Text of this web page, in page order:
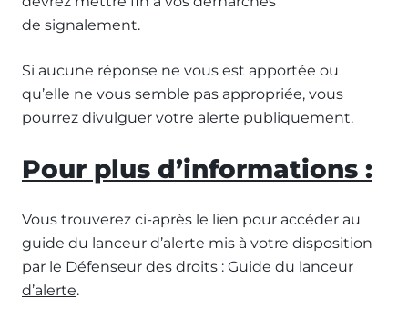
de signalement.
Si aucune réponse ne vous est apportée ou
qu’elle ne vous semble pas appropriée, vous
pourrez divulguer votre alerte publiquement.
Pour plus d’informations :
Vous trouverez ci-après le lien pour accéder au
guide du lanceur d’alerte mis à votre disposition
par le Défenseur des droits : Guide du lanceur
d’alerte.